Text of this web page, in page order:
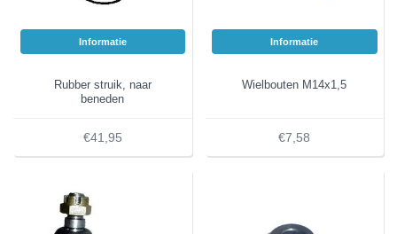
Informatie
Rubber struik, naar
beneden
€41,95
Informatie
Wielbouten M14x1,5
€7,58